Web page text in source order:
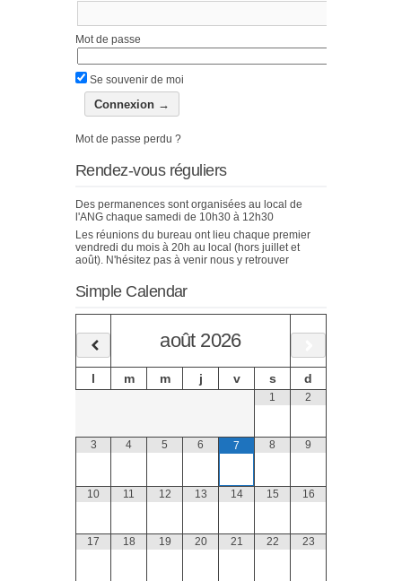
Mot de passe
Se souvenir de moi
Mot de passe perdu ?
Rendez-vous réguliers
Des permanences sont organisées au local de
l'ANG chaque samedi de 10h30 à 12h30
Les réunions du bureau ont lieu chaque premier
vendredi du mois à 20h au local (hors juillet et
août). N'hésitez pas à venir nous y retrouver
Simple Calendar
août 2026
l m m j v s d
1 2
3 4 5 6 7 8 9
10 11 12 13 14 15 16
17 18 19 20 21 22 23